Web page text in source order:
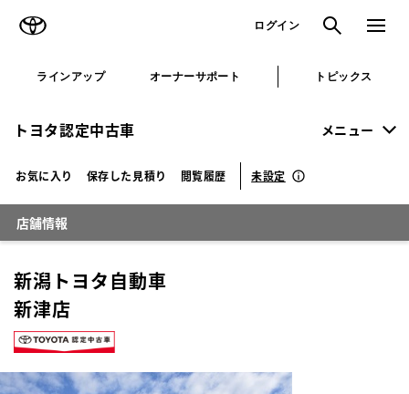
ログイン 検索 メニュ
ラインアップ オーナーサポート トピックス
トヨタ認定中古車 メニュー
お気に入り 保存した見積り 閲覧履歴 未設定
店舗情報
新潟トヨタ自動車
新津店